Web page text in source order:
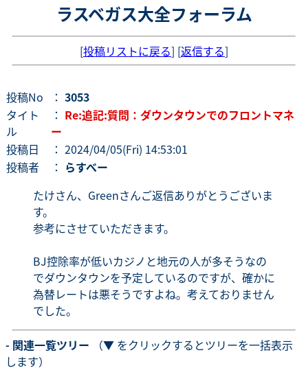
ラスベガス大全フォーラム
[投稿リストに戻る] [返信する]
投稿No ： 3053
タイト
ル
： Re:追記:質問：ダウンタウンでのフロントマネ
ー
投稿日
： 2024/04/05(Fri) 14:53:01
投稿者
： らすべー
たけさん、Greenさんご返信ありがとうございま
す。
参考にさせていただきます。
BJ控除率が低いカジノと地元の人が多そうなの
でダウンタウンを予定しているのですが、確かに
為替レートは悪そうですよね。考えておりません
でした。
- 関連一覧ツリー （▼ をクリックするとツリーを一括表示
します）